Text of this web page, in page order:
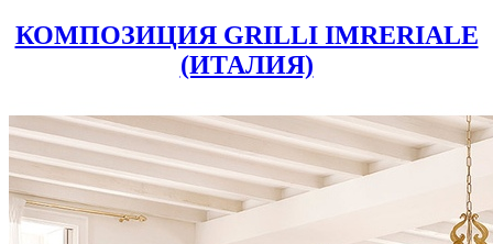
КОМПОЗИЦИЯ GRILLI IMRERIALE
(ИТАЛИЯ)